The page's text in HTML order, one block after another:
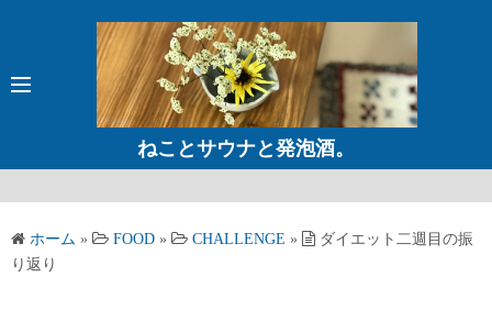
ン
ッ
プ
ねことサウナと発泡酒。
ホーム » FOOD » CHALLENGE »
ダイエット二週目の振
り返り